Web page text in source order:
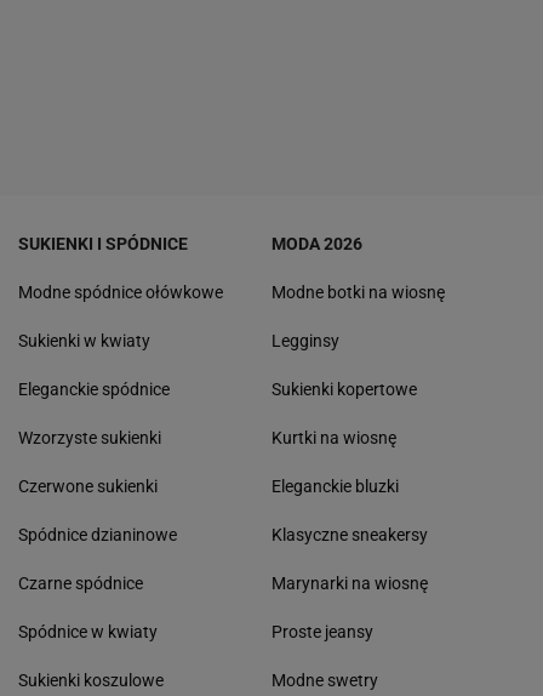
SUKIENKI I SPÓDNICE
Modne spódnice ołówkowe
Sukienki w kwiaty
Eleganckie spódnice
Wzorzyste sukienki
Czerwone sukienki
Spódnice dzianinowe
Czarne spódnice
Spódnice w kwiaty
Sukienki koszulowe
MODA 2026
Modne botki na wiosnę
Legginsy
Sukienki kopertowe
Kurtki na wiosnę
Eleganckie bluzki
Klasyczne sneakersy
Marynarki na wiosnę
Proste jeansy
Modne swetry